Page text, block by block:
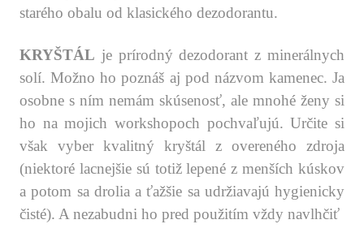
starého obalu od klasického dezodorantu.
KRYŠTÁL je prírodný dezodorant z minerálnych
solí. Možno ho poznáš aj pod názvom kamenec. Ja
osobne s ním nemám skúsenosť, ale mnohé ženy si
ho na mojich workshopoch pochvaľujú. Určite si
však vyber kvalitný kryštál z overeného zdroja
(niektoré lacnejšie sú totiž lepené z menších kúskov
a potom sa drolia a ťažšie sa udržiavajú hygienicky
čisté). A nezabudni ho pred použitím vždy navlhčiť